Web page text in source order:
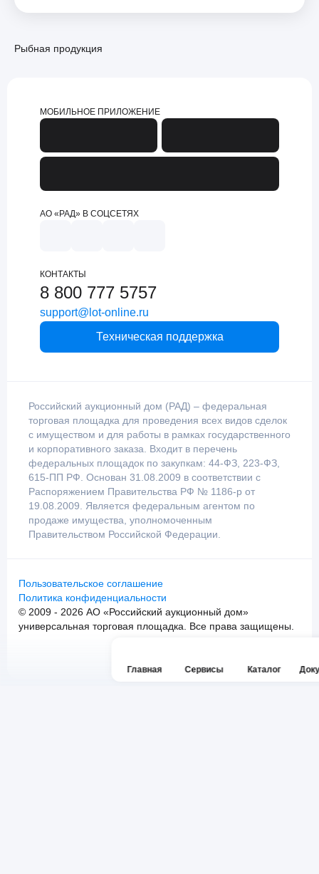
Главная Сервисы Каталог
Рыбная продукция
МОБИЛЬНОЕ ПРИЛОЖЕНИЕ
АО «РАД» В СОЦСЕТЯХ
КОНТАКТЫ
8 800 777 5757
support@lot-online.ru
Техническая поддержка
Российский аукционный дом (РАД) – федеральная
торговая площадка для проведения всех видов сделок
с имуществом и для работы в рамках государственного
и корпоративного заказа. Входит в перечень
федеральных площадок по закупкам: 44-ФЗ, 223-ФЗ,
615-ПП РФ. Основан 31.08.2009 в соответствии с
Распоряжением Правительства РФ № 1186-р от
19.08.2009. Является федеральным агентом по
продаже имущества, уполномоченным
Правительством Российской Федерации.
Пользовательское соглашение
Политика конфиденциальности
© 2009 - 2026 АО «Российский аукционный дом»
универсальная торговая площадка. Все права защищены.